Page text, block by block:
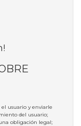
el usuario y enviarle
del usuario;
obligación legal;